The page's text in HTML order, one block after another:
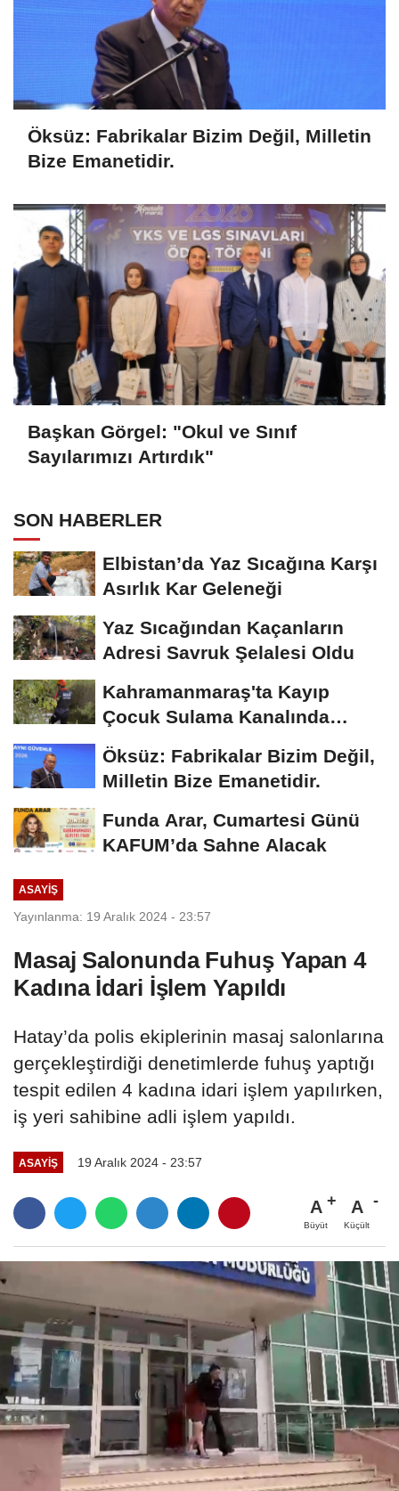
Öksüz: Fabrikalar Bizim Değil, Milletin
Bize Emanetidir.
Başkan Görgel: "Okul ve Sınıf
Sayılarımızı Artırdık"
SON HABERLER
Elbistan’da Yaz Sıcağına Karşı
Asırlık Kar Geleneği
Yaz Sıcağından Kaçanların
Adresi Savruk Şelalesi Oldu
Kahramanmaraş'ta Kayıp
Çocuk Sulama Kanalında
Bulundu
Öksüz: Fabrikalar Bizim Değil,
Milletin Bize Emanetidir.
Funda Arar, Cumartesi Günü
KAFUM’da Sahne Alacak
ASAYİŞ
Yayınlanma: 19 Aralık 2024 - 23:57
Masaj Salonunda Fuhuş Yapan 4
Kadına İdari İşlem Yapıldı
Hatay’da polis ekiplerinin masaj salonlarına
gerçekleştirdiği denetimlerde fuhuş yaptığı
tespit edilen 4 kadına idari işlem yapılırken,
iş yeri sahibine adli işlem yapıldı.
ASAYİŞ 19 Aralık 2024 - 23:57
A
Büyüt
A
Küçült